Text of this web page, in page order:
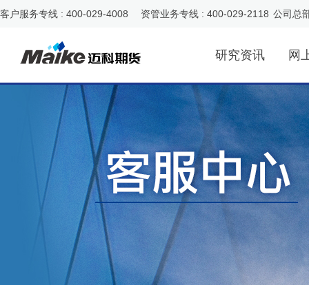
客户服务专线 : 400-029-4008 资管业务专线 : 400-029-2118 公司总
研究资讯 网